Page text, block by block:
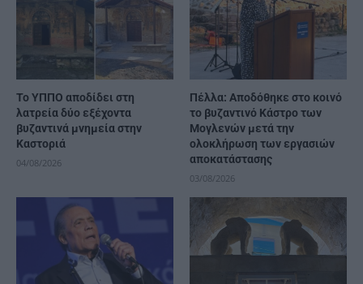
Το ΥΠΠΟ αποδίδει στη
λατρεία δύο εξέχοντα
βυζαντινά μνημεία στην
Καστοριά
04/08/2026
Πέλλα: Αποδόθηκε στο κοινό
το βυζαντινό Κάστρο των
Μογλενών μετά την
ολοκλήρωση των εργασιών
αποκατάστασης
03/08/2026